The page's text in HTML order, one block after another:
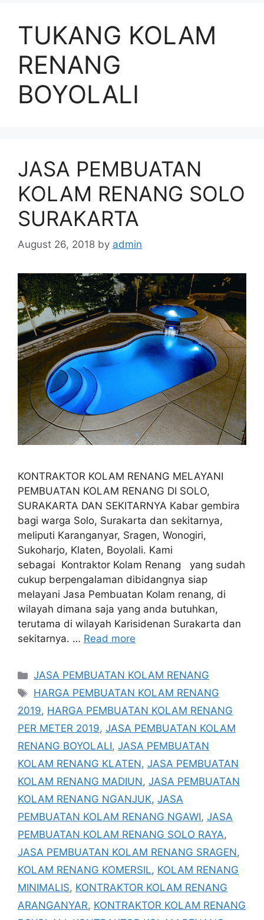
TUKANG KOLAM
RENANG
BOYOLALI
JASA PEMBUATAN
KOLAM RENANG SOLO
SURAKARTA
August 26, 2018 by admin
KONTRAKTOR KOLAM RENANG MELAYANI
PEMBUATAN KOLAM RENANG DI SOLO,
SURAKARTA DAN SEKITARNYA Kabar gembira
bagi warga Solo, Surakarta dan sekitarnya,
meliputi Karanganyar, Sragen, Wonogiri,
Sukoharjo, Klaten, Boyolali. Kami
sebagai Kontraktor Kolam Renang yang sudah
cukup berpengalaman dibidangnya siap
melayani Jasa Pembuatan Kolam renang, di
wilayah dimana saja yang anda butuhkan,
terutama di wilayah Karisidenan Surakarta dan
sekitarnya. … Read more
Categories
JASA PEMBUATAN KOLAM RENANG
Tags
HARGA PEMBUATAN KOLAM RENANG
2019, HARGA PEMBUATAN KOLAM RENANG
PER METER 2019, JASA PEMBUATAN KOLAM
RENANG BOYOLALI, JASA PEMBUATAN
KOLAM RENANG KLATEN, JASA PEMBUATAN
KOLAM RENANG MADIUN, JASA PEMBUATAN
KOLAM RENANG NGANJUK, JASA
PEMBUATAN KOLAM RENANG NGAWI, JASA
PEMBUATAN KOLAM RENANG SOLO RAYA,
JASA PEMBUATAN KOLAM RENANG SRAGEN,
KOLAM RENANG KOMERSIL, KOLAM RENANG
MINIMALIS, KONTRAKTOR KOLAM RENANG
ARANGANYAR, KONTRAKTOR KOLAM RENANG